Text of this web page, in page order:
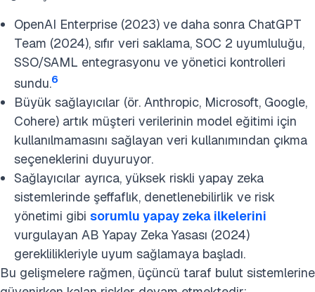
OpenAI Enterprise (2023) ve daha sonra ChatGPT
Team (2024), sıfır veri saklama, SOC 2 uyumluluğu,
SSO/SAML entegrasyonu ve yönetici kontrolleri
sundu.6
Büyük sağlayıcılar (ör. Anthropic, Microsoft, Google,
Cohere) artık müşteri verilerinin model eğitimi için
kullanılmamasını sağlayan veri kullanımından çıkma
seçeneklerini duyuruyor.
Sağlayıcılar ayrıca, yüksek riskli yapay zeka
sistemlerinde şeffaflık, denetlenebilirlik ve risk
yönetimi gibi sorumlu yapay zeka ilkelerini
vurgulayan AB Yapay Zeka Yasası (2024)
gereklilikleriyle uyum sağlamaya başladı.
Bu gelişmelere rağmen, üçüncü taraf bulut sistemlerine